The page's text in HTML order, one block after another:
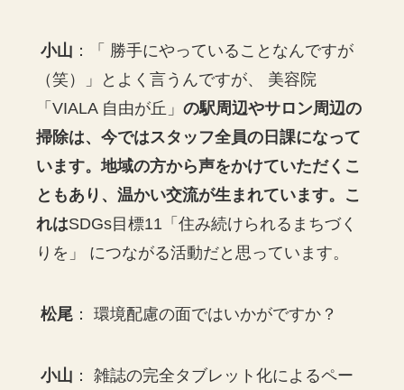
小山 ：「 勝手にやっていることなんですが
（笑）」とよく言うんですが、 美容院
「VIALA 自由が丘」の駅周辺やサロン周辺の
掃除は、今ではスタッフ全員の日課になって
います。地域の方から声をかけていただくこ
ともあり、温かい交流が生まれています。こ
れはSDGs目標11「住み続けられるまちづく
りを」 につながる活動だと思っています。
松尾 ： 環境配慮の面ではいかがですか？
小山 ： 雑誌の完全タブレット化によるペー